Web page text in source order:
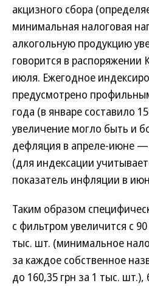
акцизного сбора
минимальная налоговая
алкогольную продукцию
говорится в распоряжении
июля. Ежегодное
предусмотрено
года (в январе составило
увеличение могло быть и
дефляция в апреле-июне —
(для индексации
показатель инфляции в
Таким образом
с фильтром увеличится с
тыс. шт. (минимальное
за каждое собственное
до 160,35 грн за 1 тыс.